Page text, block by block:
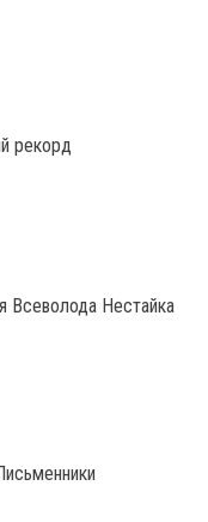
рекорд
Всеволода Нестайка